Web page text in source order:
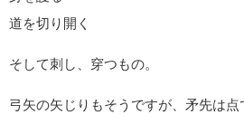
道を切り開く
そして刺し、穿つもの。
弓矢の矢じりもそうですが、矛先は点